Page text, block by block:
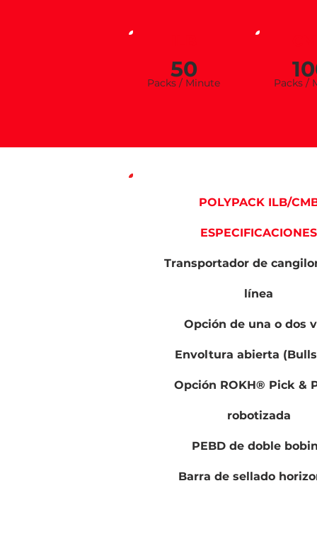
50
Packs / Minute Packs /
POLYPACK ILB/
ESPECIFICACIONES
Transportador de
línea
Opción de una o dos
Envoltura abierta
Opción ROKH® Pick &
robotizada
PEBD de doble
Barra de sellado